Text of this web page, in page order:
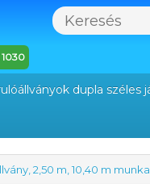
dupla széles
2,50 m, 10,40 m